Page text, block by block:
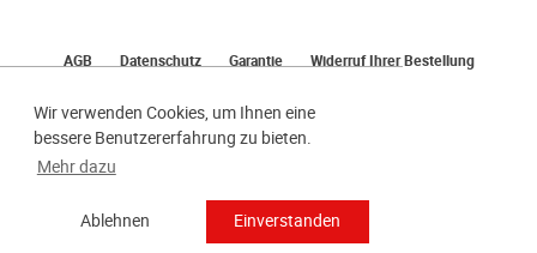
Wir verwenden Cookies, um Ihnen eine
bessere Benutzererfahrung zu bieten.
Mehr dazu
Ablehnen Einverstanden
AGB Datenschutz Garantie
Widerruf Ihrer Bestellung